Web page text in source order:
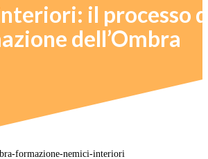
il processo
dell’Ombra